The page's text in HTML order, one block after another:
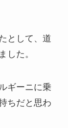
として、道
した。
ギーニに乗
ちだと思わ